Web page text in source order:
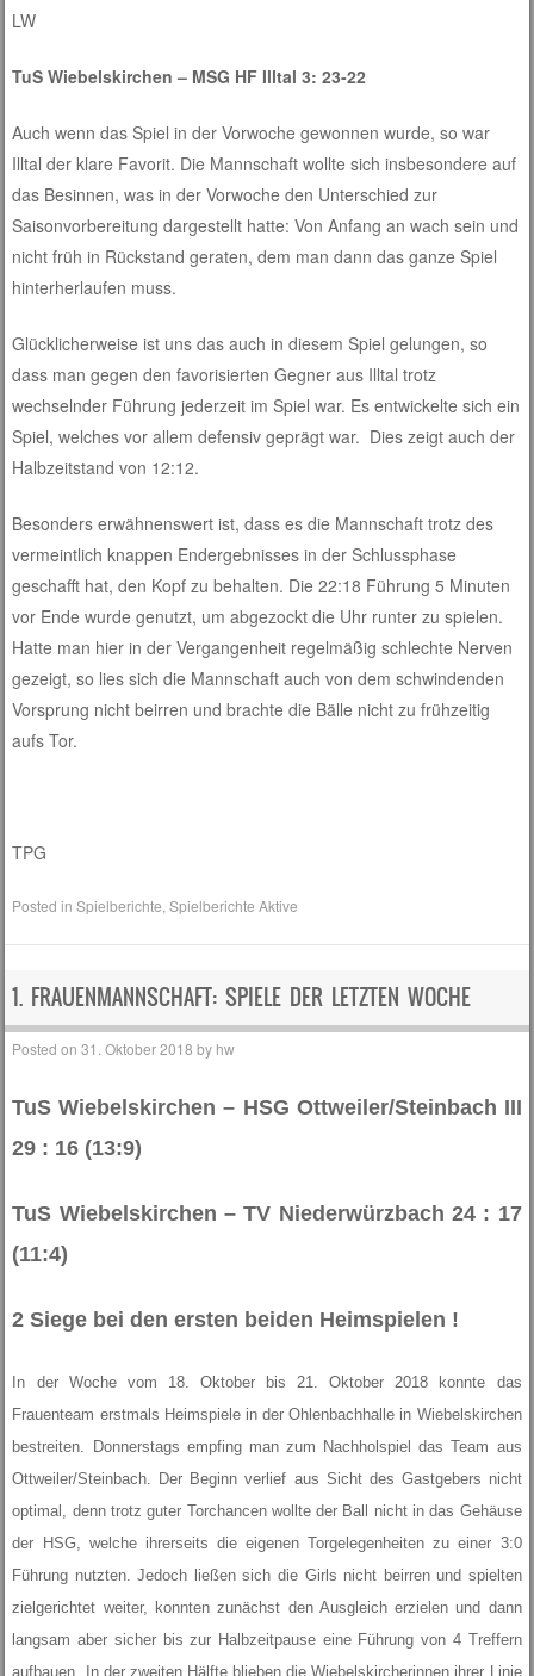
LW
TuS Wiebelskirchen – MSG HF Illtal 3: 23-22
Auch wenn das Spiel in der Vorwoche gewonnen wurde, so war
Illtal der klare Favorit. Die Mannschaft wollte sich insbesondere auf
das Besinnen, was in der Vorwoche den Unterschied zur
Saisonvorbereitung dargestellt hatte: Von Anfang an wach sein und
nicht früh in Rückstand geraten, dem man dann das ganze Spiel
hinterherlaufen muss.
Glücklicherweise ist uns das auch in diesem Spiel gelungen, so
dass man gegen den favorisierten Gegner aus Illtal trotz
wechselnder Führung jederzeit im Spiel war. Es entwickelte sich ein
Spiel, welches vor allem defensiv geprägt war. Dies zeigt auch der
Halbzeitstand von 12:12.
Besonders erwähnenswert ist, dass es die Mannschaft trotz des
vermeintlich knappen Endergebnisses in der Schlussphase
geschafft hat, den Kopf zu behalten. Die 22:18 Führung 5 Minuten
vor Ende wurde genutzt, um abgezockt die Uhr runter zu spielen.
Hatte man hier in der Vergangenheit regelmäßig schlechte Nerven
gezeigt, so lies sich die Mannschaft auch von dem schwindenden
Vorsprung nicht beirren und brachte die Bälle nicht zu frühzeitig
aufs Tor.
TPG
Posted inSpielberichte ,Spielberichte Aktive
1. FRAUENMANNSCHAFT: SPIELE DER LETZTEN WOCHE
Posted on31. Oktober 2018 by hw
TuS Wiebelskirchen – HSG Ottweiler/Steinbach III
29 : 16 (13:9)
TuS Wiebelskirchen – TV Niederwürzbach 24 : 17
(11:4)
2 Siege bei den ersten beiden Heimspielen !
In der Woche vom 18. Oktober bis 21. Oktober 2018 konnte das
Frauenteam erstmals Heimspiele in der Ohlenbachhalle in Wiebelskirchen
bestreiten. Donnerstags empfing man zum Nachholspiel das Team aus
Ottweiler/Steinbach. Der Beginn verlief aus Sicht des Gastgebers nicht
optimal, denn trotz guter Torchancen wollte der Ball nicht in das Gehäuse
der HSG, welche ihrerseits die eigenen Torgelegenheiten zu einer 3:0
Führung nutzten. Jedoch ließen sich die Girls nicht beirren und spielten
zielgerichtet weiter, konnten zunächst den Ausgleich erzielen und dann
langsam aber sicher bis zur Halbzeitpause eine Führung von 4 Treffern
aufbauen. In der zweiten Hälfte blieben die Wiebelskircherinnen ihrer Linie